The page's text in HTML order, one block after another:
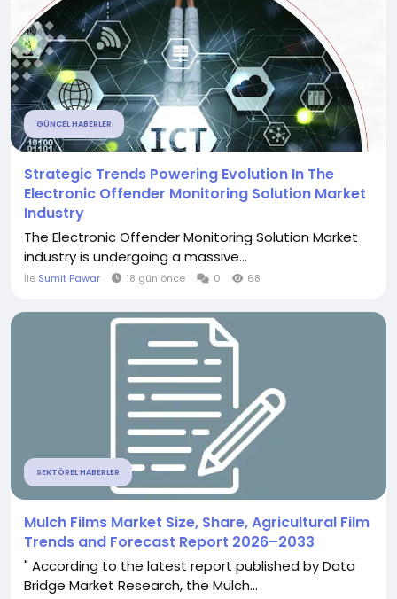
GÜNCEL HABERLER
Strategic Trends Powering Evolution In The
Electronic Offender Monitoring Solution Market
Industry
The Electronic Offender Monitoring Solution Market
industry is undergoing a massive...
İle Sumit Pawar 18 gün önce 0 68
SEKTÖREL HABERLER
Mulch Films Market Size, Share, Agricultural Film
Trends and Forecast Report 2026–2033
" According to the latest report published by Data
Bridge Market Research, the Mulch...